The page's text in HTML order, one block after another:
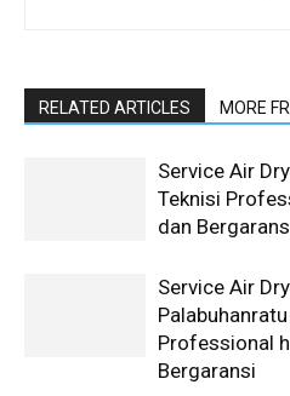
RELATED ARTICLES MORE
Service Air
Teknisi
dan
Service Air
Professional
Bergaransi